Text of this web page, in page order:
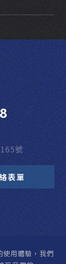
使用體驗，我們
號
表單